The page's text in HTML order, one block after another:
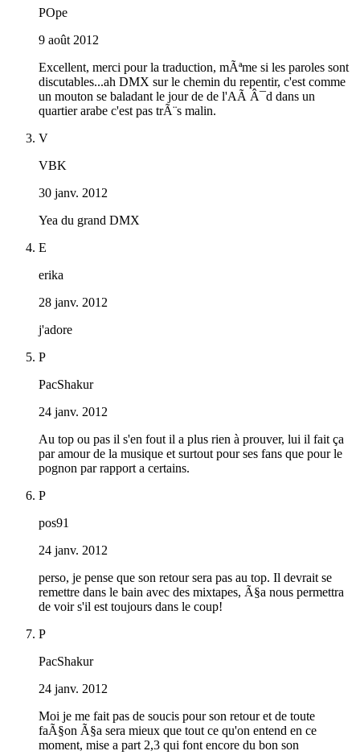
POpe
9 août 2012
Excellent, merci pour la traduction, mÃªme si les paroles sont
discutables...ah DMX sur le chemin du repentir, c'est comme
un mouton se baladant le jour de de l'AÃ Â¯d dans un
quartier arabe c'est pas trÃ¨s malin.
V
VBK
30 janv. 2012
Yea du grand DMX
E
erika
28 janv. 2012
j'adore
P
PacShakur
24 janv. 2012
Au top ou pas il s'en fout il a plus rien à prouver, lui il fait ça
par amour de la musique et surtout pour ses fans que pour le
pognon par rapport a certains.
P
pos91
24 janv. 2012
perso, je pense que son retour sera pas au top. Il devrait se
remettre dans le bain avec des mixtapes, Ã§a nous permettra
de voir s'il est toujours dans le coup!
P
PacShakur
24 janv. 2012
Moi je me fait pas de soucis pour son retour et de toute
faÃ§on Ã§a sera mieux que tout ce qu'on entend en ce
moment, mise a part 2,3 qui font encore du bon son